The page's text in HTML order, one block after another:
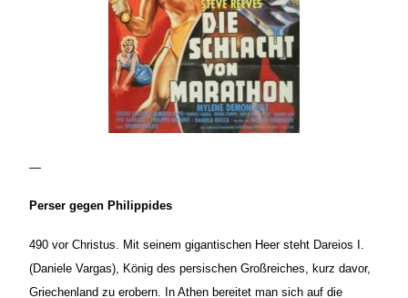
—
Perser gegen Philippides
490 vor Christus. Mit seinem gigantischen Heer steht Dareios I.
(Daniele Vargas), König des persischen Großreiches, kurz davor,
Griechenland zu erobern. In Athen bereitet man sich auf die